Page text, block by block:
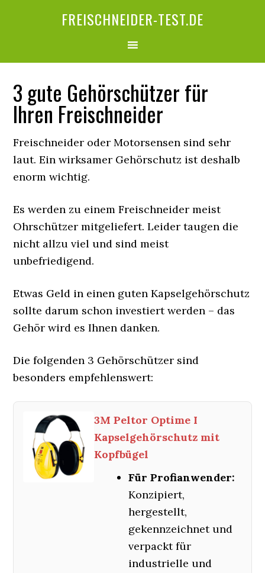
FREISCHNEIDER-TEST.DE
3 gute Gehörschützer für
Ihren Freischneider
Freischneider oder Motorsensen sind sehr
laut. Ein wirksamer Gehörschutz ist deshalb
enorm wichtig.
Es werden zu einem Freischneider meist
Ohrschützer mitgeliefert. Leider taugen die
nicht allzu viel und sind meist
unbefriedigend.
Etwas Geld in einen guten Kapselgehörschutz
sollte darum schon investiert werden – das
Gehör wird es Ihnen danken.
Die folgenden 3 Gehörschützer sind
besonders empfehlenswert:
3M Peltor Optime I
Kapselgehörschutz mit
Kopfbügel
Für Profianwender:
Konzipiert,
hergestellt,
gekennzeichnet und
verpackt für
industrielle und